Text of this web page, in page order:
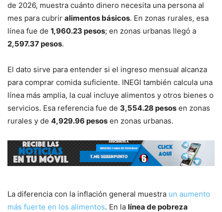
de 2026, muestra cuánto dinero necesita una persona al
mes para cubrir alimentos básicos. En zonas rurales, esa
línea fue de 1,960.23 pesos; en zonas urbanas llegó a
2,597.37 pesos.
El dato sirve para entender si el ingreso mensual alcanza
para comprar comida suficiente. INEGI también calcula una
línea más amplia, la cual incluye alimentos y otros bienes o
servicios. Esa referencia fue de 3,554.28 pesos en zonas
rurales y de 4,929.96 pesos en zonas urbanas.
La diferencia con la inflación general muestra un aumento
más fuerte en los alimentos. En la línea de pobreza